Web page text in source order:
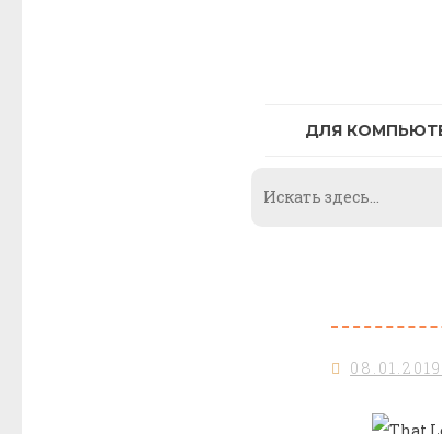
ДЛЯ
08.01.2019